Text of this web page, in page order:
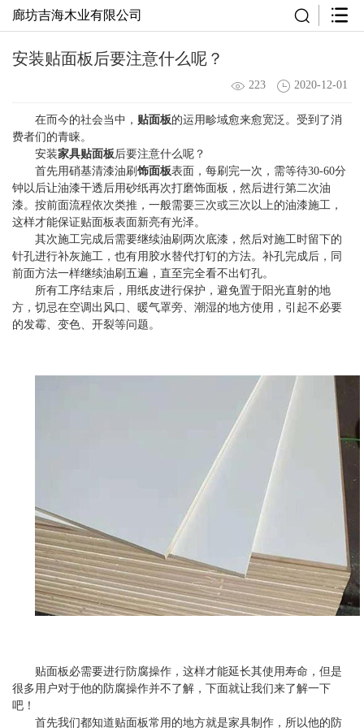
廊坊吉海木业有限公司
安装贴面板后要注意什么呢？
223 2020-12-01
在而今的社会当中， 贴面板的运用畛域愈来愈宽泛。受到了消
费者们的青睐。
安装家具贴面板 后要注意什么呢？
首先用硝基清漆油刷 饰面板表面，每刷完一次，需等待30-60分
钟以后让油漆干透后用砂纸再次打磨饰面板，然后进行第二次油
漆。按前面流程依次类推，一般需要三次或三次以上的油漆施工，
这样才能保证贴面板表面新亮有光泽。
其次施工完成后需要继续油刷两次底漆，然后对施工时留下的
针孔进行补灰施工，也有用胶水替代打钉的方法。补孔完成后，同
前面方法一样继续油刷五遍，直至完全看不出钉孔。
所有工序结束后，用纸皮进行保护，避免置于阳光直射的地
方，切忌在空调出风口、暖气罩旁、潮湿的地方使用，引起不必要
的发霉、变色、开裂等问题。
贴面板必需要进行防腐操作，这样才能延长其使用寿命，但是
很多用户对于他的防腐操作并不了解，下面就让我们来了解一下
吧！
首先我们都知道贴面板常用的地方就是家具制作，所以他的防